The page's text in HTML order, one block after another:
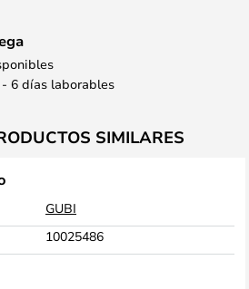
6 días laborables
SIMILARES
GUBI
10025486